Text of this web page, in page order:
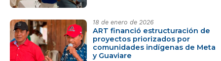
18 de enero de 2026
ART financió estructuración de
proyectos priorizados por
comunidades indígenas de Meta
y Guaviare